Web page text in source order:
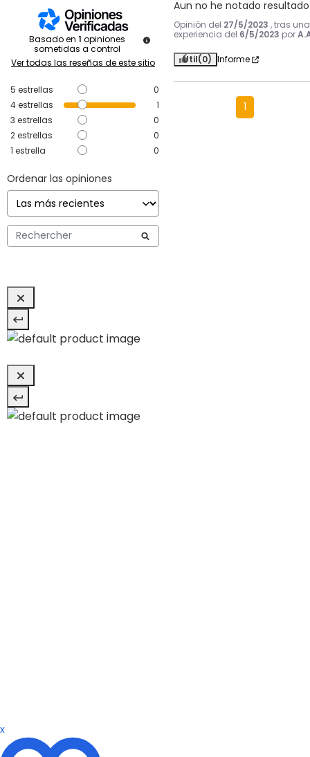
Basado en 1 opiniones
sometidas a control
Ver todas las reseñas de este sitio
5 estrellas
0
4estrellas
1
3 estrellas
0
2estrellas
0
1 estrella 0
Ordenar las opiniones
Aun no he notado
Opinión del 27/5/2023 , tras una
experiencia del 6/5/2023 por
Útil(0) Informe
1
x